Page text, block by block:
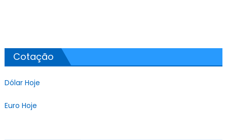
Cotação
Dólar Hoje
Euro Hoje